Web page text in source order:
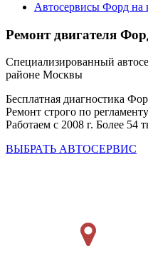
Автосервисы Форд на
Ремонт двигателя
Специализированный
районе Москвы
Бесплатная диагностика
Ремонт строго по
Работаем с 2008 г. Более 54
ВЫБРАТЬ АВТОСЕРВИС